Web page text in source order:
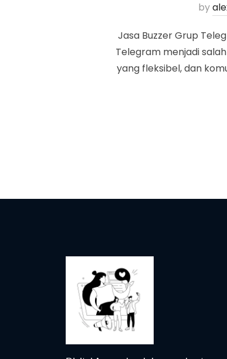
by
Jasa Buzzer Grup
Telegram menjadi
yang fleksibel, dan